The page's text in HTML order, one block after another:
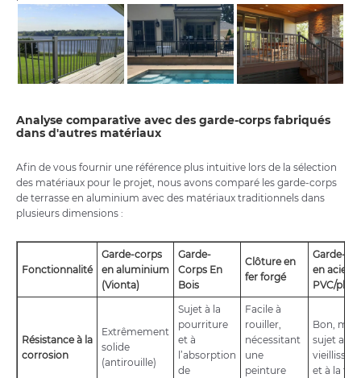
Analyse comparative avec des garde-corps fabriqués
dans d'autres matériaux
Afin de vous fournir une référence plus intuitive lors de la sélection
des matériaux pour le projet, nous avons comparé les garde-corps
de terrasse en aluminium avec des matériaux traditionnels dans
plusieurs dimensions :
Fonctionnalité
Garde-corps
en aluminium
(Vionta)
Garde-
Corps En
Bois
Clôture en
fer forgé
Garde-
en acier
PVC/
Résistance à la
corrosion
Extrêmement
solide
(antirouille)
Sujet à la
pourriture
et à
l’absorption
de
Facile à
rouiller,
nécessitant
une
peinture
Bon, mais
sujet au
et à la